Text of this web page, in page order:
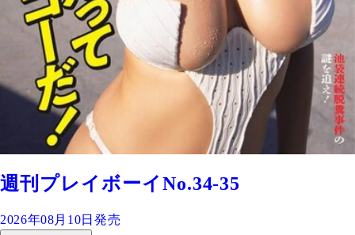
週刊プレイボーイNo.34-35
2026年08月10日発売